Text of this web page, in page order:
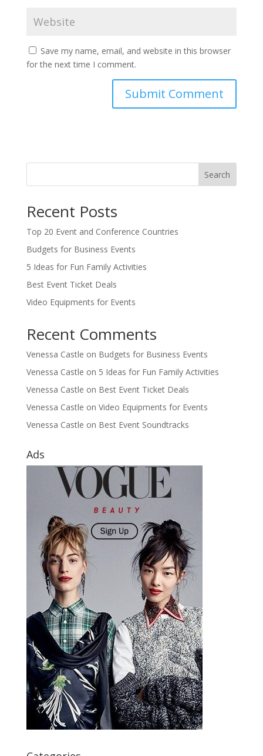
Save my name, email, and website in this browser
for the next time I comment.
Search
Recent Posts
Top 20 Event and Conference Countries
Budgets for Business Events
5 Ideas for Fun Family Activities
Best Event Ticket Deals
Video Equipments for Events
Recent Comments
Venessa Castle on Budgets for Business Events
Venessa Castle on 5 Ideas for Fun Family Activities
Venessa Castle on Best Event Ticket Deals
Venessa Castle on Video Equipments for Events
Venessa Castle on Best Event Soundtracks
Ads